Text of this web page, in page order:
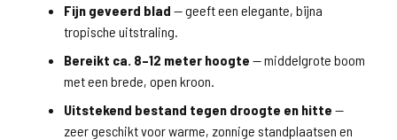
Fijn geveerd blad — geeft een elegante, bijna
tropische uitstraling.
Bereikt ca. 8–12 meter hoogte — middelgrote boom
met een brede, open kroon.
Uitstekend bestand tegen droogte en hitte —
zeer geschikt voor warme, zonnige standplaatsen en